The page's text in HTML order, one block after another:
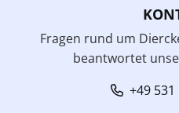
Fragen rund um
beantwortet
+49 531